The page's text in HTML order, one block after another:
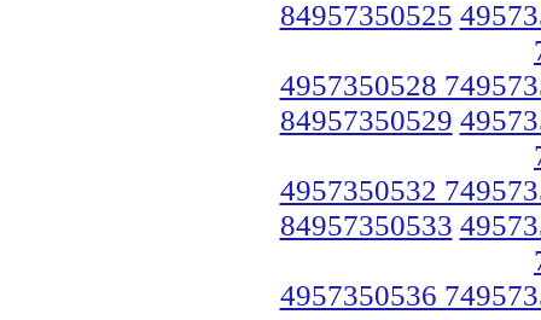
84957350525
4957350528
84957350529
4957350532
84957350533
4957350536